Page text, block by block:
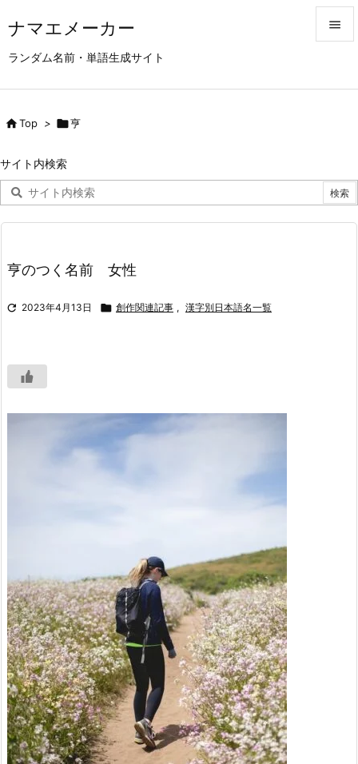
ナマエメーカー
ランダム名前・単語生成サイト


次へ

Top > 亨
サイト内検索
亨のつく名前 女性
 2023年4月13日  創作関連記事 , 漢字別日本語名一覧